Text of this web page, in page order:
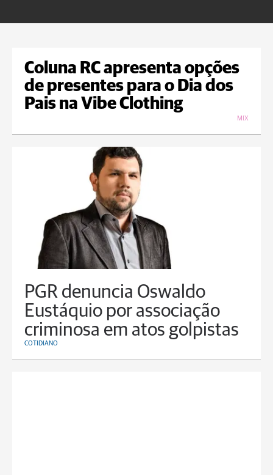
Coluna RC apresenta opções
de presentes para o Dia dos
Pais na Vibe Clothing
MIX
PGR denuncia Oswaldo
Eustáquio por associação
criminosa em atos golpistas
COTIDIANO